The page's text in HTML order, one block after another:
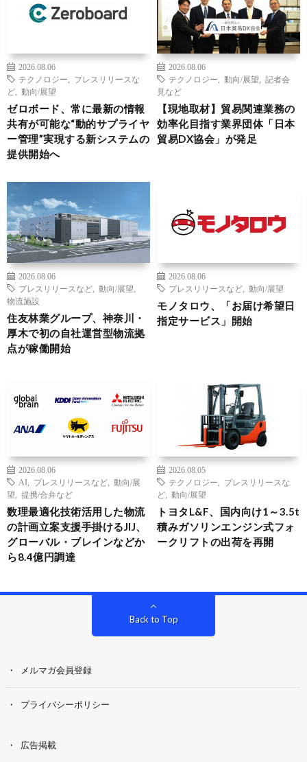
2026.08.06
テクノロジー
プレスリリースな
ど
動向/展望
ゼロボード、常に最新の情報
共有が可能な“動的サプライヤ
ー管理”実現する新システムの
提供開始へ
2026.08.06
テクノロジー
動向/展望
記者会
見など
【現地取材】貿易関連業務の
効率化目指す業界団体「日本
貿易DX協会」が発足
2026.08.06
プレスリリースなど
動向/展望
物流施設
住友林業グループ、神奈川・
厚木で初の自社運営型物流拠
点が稼働開始
2026.08.06
プレスリリースなど
動向/展望
モノタロウ、「お届け希望日
指定サービス」開始
2026.08.06
AI
プレスリリースなど
動向/展
望
提携/合弁など
数理最適化技術活用した物流
の計画立案支援手掛けるJIJ、
グローバル・ブレインなどか
ら8.4億円調達
2026.08.05
テクノロジー
プレスリリースな
ど
動向/展望
トヨタL&F、国内向け1～3.5t
積みガソリンエンジン式フォ
ークリフトの出荷を再開
Back to Top
メルマガ会員登録
プライバシーポリシー
広告掲載